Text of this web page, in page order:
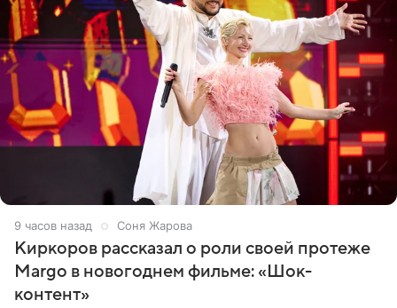
9 часов назад Соня Жарова
Киркоров рассказал о роли своей протеже
Margo в новогоднем фильме: «Шок-
контент»